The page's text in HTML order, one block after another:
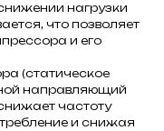
нагрузки
что позволяет
и его
(статическое
направляющий
частоту
и снижая